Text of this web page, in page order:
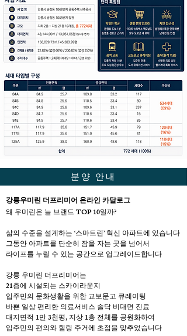
분양 안내
강릉우미린 더프리미어 온라인 카달로그
왜 우미린은 늘 브랜드 TOP 10일까?
삶의 수준을 설계하는 ‘스마트린’ 혁신 아파트에 있습니다
그동안 아파트를 단순히 잠을 자는 곳을 넘어서
라이프를 누릴 수 있는 공간으로 업그레이드합니다
강릉 우미린 더프리미어는
21층에 시설되는 스카이라운지
입주민의 문화생활을 위한 교보문고 큐레이팅
바쁜 일상 편리한 의료서비스 솔닥 비대면 진료
대지면적 1만 3천평, 지상 1층 전체를 공원화하여
입주민의 편의와 힐링 주거에 초점을 맞추었습니다